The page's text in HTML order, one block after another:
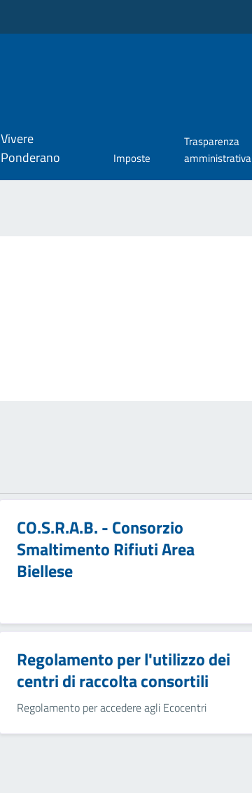
Vivere
Ponderano
Imposte
Trasparenza
amministrativa
CO.S.R.A.B. - Consorzio
Smaltimento Rifiuti Area
Biellese
Regolamento per l'utilizzo dei
centri di raccolta consortili
Regolamento per accedere agli Ecocentri